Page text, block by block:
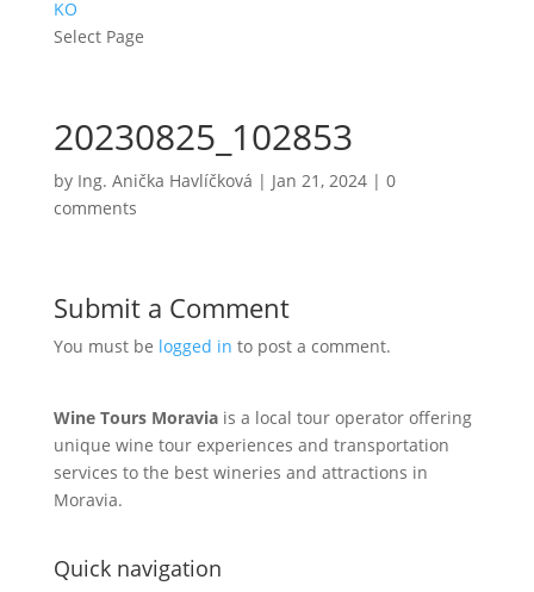
KO
Select Page
20230825_102853
by Ing. Anička Havlíčková | Jan 21, 2024| 0
comments
Submit a Comment
You must be logged in to post a comment.
Wine Tours Moraviais a local tour operator offering
unique wine tour experiences and transportation
services to the best wineries and attractions in
Moravia.
Quick navigation